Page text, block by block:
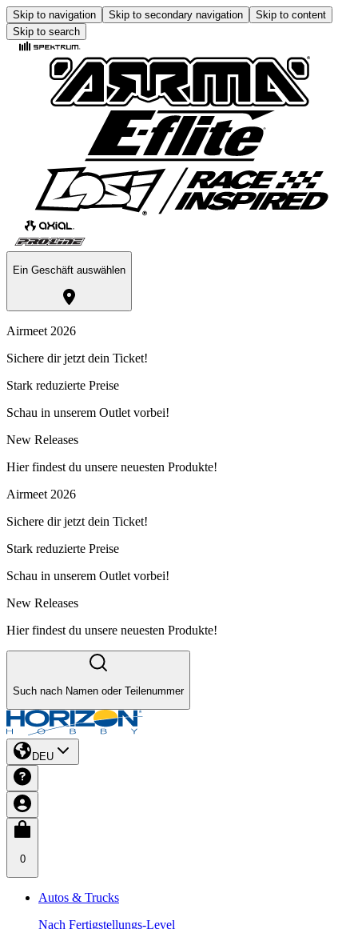
Skip to navigation Skip to secondary navigation
Skip to content
Skip to search
Ein Geschäft auswählen
Airmeet 2026
Sichere dir jetzt dein Ticket!
Stark reduzierte Preise
Schau in unserem Outlet vorbei!
New Releases
Hier findest du unsere neuesten Produkte!
Airmeet 2026
Sichere dir jetzt dein Ticket!
Stark reduzierte Preise
Schau in unserem Outlet vorbei!
New Releases
Hier findest du unsere neuesten Produkte!
Such nach Namen oder Teilenummer
DEU
0
Autos & Trucks
Nach Fertigstellungs-Level